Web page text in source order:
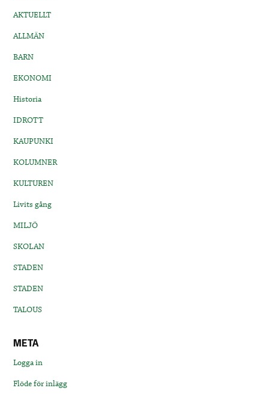
AKTUELLT
ALLMÄN
BARN
EKONOMI
Historia
IDROTT
KAUPUNKI
KOLUMNER
KULTUREN
Livits gång
MILJÖ
SKOLAN
STADEN
STADEN
TALOUS
META
Logga in
Flöde för inlägg